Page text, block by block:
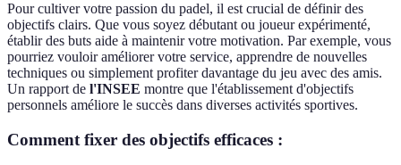
Pour cultiver votre passion du padel, il est crucial de définir des
objectifs clairs. Que vous soyez débutant ou joueur expérimenté,
établir des buts aide à maintenir votre motivation. Par exemple, vous
pourriez vouloir améliorer votre service, apprendre de nouvelles
techniques ou simplement profiter davantage du jeu avec des amis.
Un rapport de l'INSEE montre que l'établissement d'objectifs
personnels améliore le succès dans diverses activités sportives.
Comment fixer des objectifs efficaces :